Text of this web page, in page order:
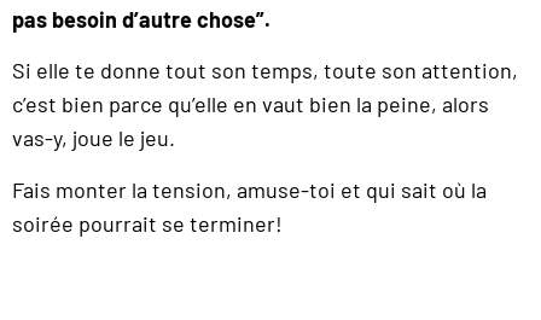
pas besoin d’autre chose”.
Si elle te donne tout son temps, toute son attention,
c’est bien parce qu’elle en vaut bien la peine, alors
vas-y, joue le jeu.
Fais monter la tension, amuse-toi et qui sait où la
soirée pourrait se terminer!